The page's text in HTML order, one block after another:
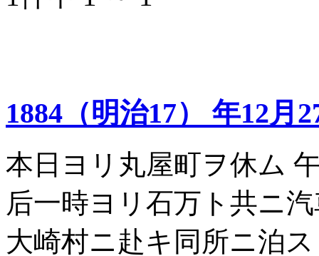
1884（明治17） 年12月
本日ヨリ丸屋町ヲ休ム
后一時ヨリ石万ト共ニ
大崎村ニ赴キ同所ニ泊ス